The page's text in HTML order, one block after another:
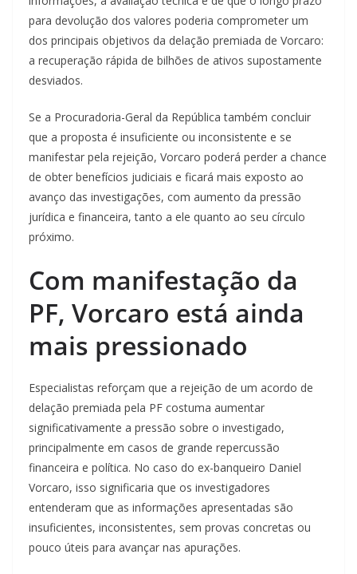
para devolução dos valores poderia comprometer um
dos principais objetivos da delação premiada de Vorcaro:
a recuperação rápida de bilhões de ativos supostamente
desviados.
Se a Procuradoria-Geral da República também concluir
que a proposta é insuficiente ou inconsistente e se
manifestar pela rejeição, Vorcaro poderá perder a chance
de obter benefícios judiciais e ficará mais exposto ao
avanço das investigações, com aumento da pressão
jurídica e financeira, tanto a ele quanto ao seu círculo
próximo.
Com manifestação da
PF, Vorcaro está ainda
mais pressionado
Especialistas reforçam que a rejeição de um acordo de
delação premiada pela PF costuma aumentar
significativamente a pressão sobre o investigado,
principalmente em casos de grande repercussão
financeira e política. No caso do ex-banqueiro Daniel
Vorcaro, isso significaria que os investigadores
entenderam que as informações apresentadas são
insuficientes, inconsistentes, sem provas concretas ou
pouco úteis para avançar nas apurações.